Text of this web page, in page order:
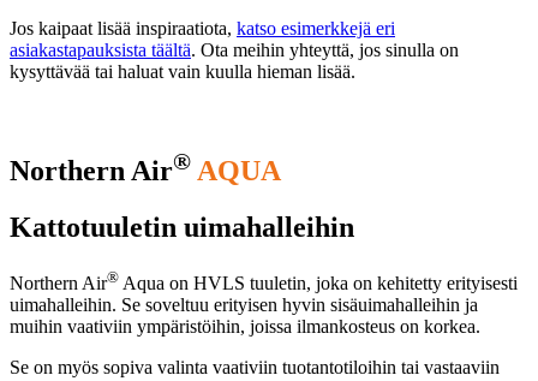
Jos kaipaat lisää inspiraatiota, katso esimerkkejä eri
asiakastapauksista täältä. Ota meihin yhteyttä, jos sinulla on
kysyttävää tai haluat vain kuulla hieman lisää.
Northern Air® AQUA
Kattotuuletin uimahalleihin
Northern Air® Aqua on HVLS tuuletin, joka on kehitetty erityisesti
uimahalleihin. Se soveltuu erityisen hyvin sisäuimahalleihin ja
muihin vaativiin ympäristöihin, joissa ilmankosteus on korkea.
Se on myös sopiva valinta vaativiin tuotantotiloihin tai vastaaviin